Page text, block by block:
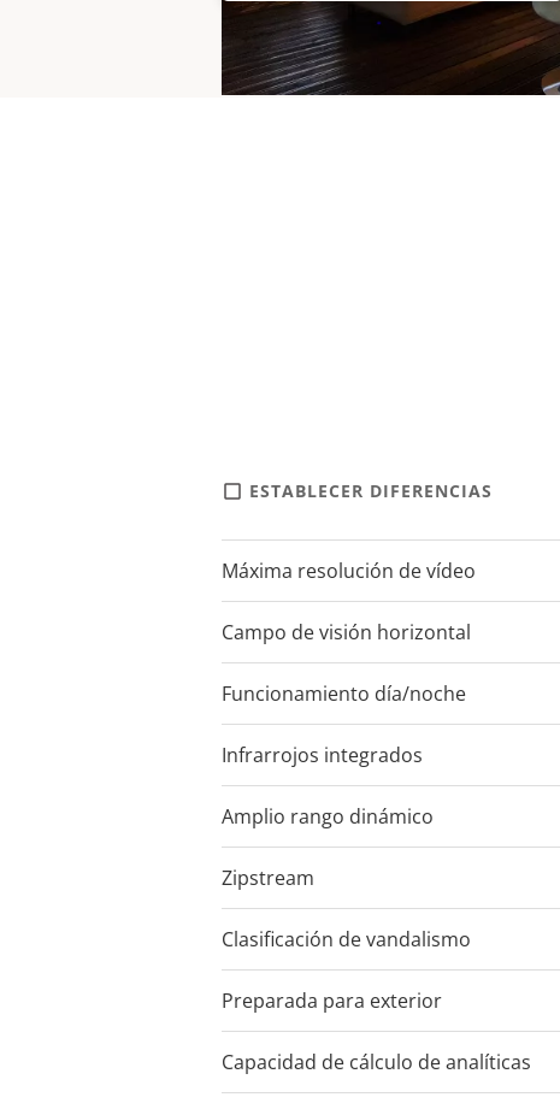
ESTABLECER DIFERENCIAS
Máxima resolución de vídeo
Campo de visión horizontal
Funcionamiento día/noche
Infrarrojos integrados
Amplio rango dinámico
Zipstream
Clasificación de vandalismo
Preparada para exterior
Capacidad de cálculo de analíticas